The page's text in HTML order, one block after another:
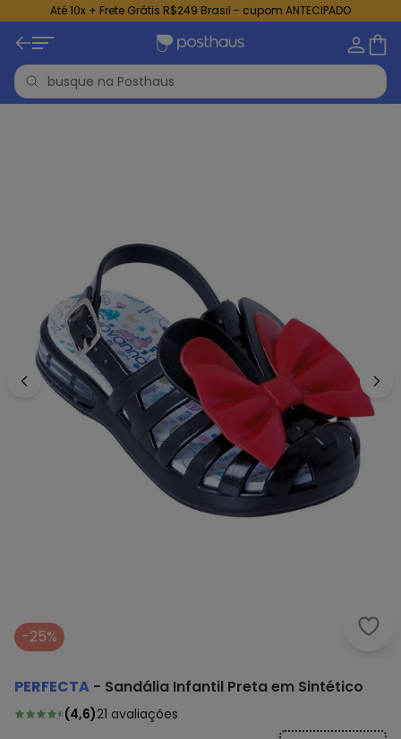
Até 10x + Frete Grátis R$249 Brasil - cupom ANTECIPADO
-25%
PERFECTA - Sandália Infantil Preta em Sintético
(4,6)21 avaliações